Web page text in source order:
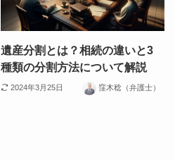
遺産分割とは？相続の違いと3
種類の分割方法について解説
2024年3月25日 窪木稔（弁護士）